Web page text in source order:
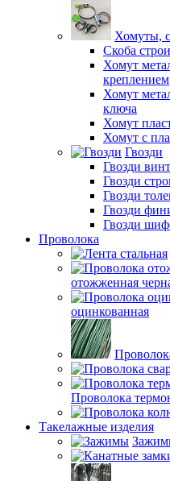
Хомуты,
Скоба
Хомут
креплением
Хомут
ключа
Хомут
Хомут с
Гвозди
Гвозди
Гвозди
Гвозди
Гвозди
Гвозди
Проволока
отожженная
оцинкованная
Проволока
Такелажные изделия